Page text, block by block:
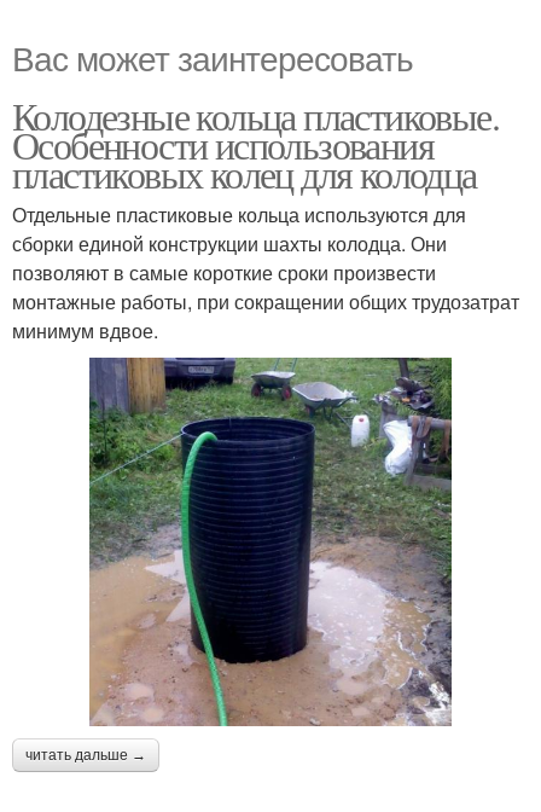
Вас может заинтересовать
Колодезные кольца пластиковые.
Особенности использования
пластиковых колец для колодца
Отдельные пластиковые кольца используются для
сборки единой конструкции шахты колодца. Они
позволяют в самые короткие сроки произвести
монтажные работы, при сокращении общих трудозатрат
минимум вдвое.
читать дальше →